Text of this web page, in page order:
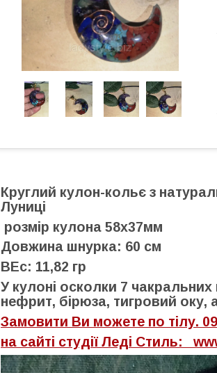
Круглий кулон-кольє з
Луниці
розмір кулона 58х37мм
Довжина шнурка: 60 см
ВЕс: 11,82 гр
У кулоні осколки 7
нефрит, бірюза, тигровий оку,
Замовити Ви можете по тілу.
на сайті студії Леді Стиль: